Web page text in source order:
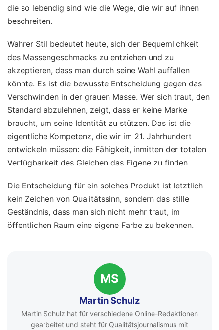
die so lebendig sind wie die Wege, die wir auf ihnen
beschreiten.
Wahrer Stil bedeutet heute, sich der Bequemlichkeit
des Massengeschmacks zu entziehen und zu
akzeptieren, dass man durch seine Wahl auffallen
könnte. Es ist die bewusste Entscheidung gegen das
Verschwinden in der grauen Masse. Wer sich traut, den
Standard abzulehnen, zeigt, dass er keine Marke
braucht, um seine Identität zu stützen. Das ist die
eigentliche Kompetenz, die wir im 21. Jahrhundert
entwickeln müssen: die Fähigkeit, inmitten der totalen
Verfügbarkeit des Gleichen das Eigene zu finden.
Die Entscheidung für ein solches Produkt ist letztlich
kein Zeichen von Qualitätssinn, sondern das stille
Geständnis, dass man sich nicht mehr traut, im
öffentlichen Raum eine eigene Farbe zu bekennen.
MS
Martin Schulz
Martin Schulz hat für verschiedene Online-Redaktionen
gearbeitet und steht für Qualitätsjournalismus mit